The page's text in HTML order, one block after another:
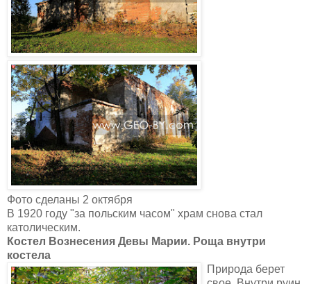
Фото сделаны 2 октября
В 1920 году "за польским часом" храм снова стал
католическим.
Костел Вознесения Девы Марии. Роща внутри
костела
Природа берет